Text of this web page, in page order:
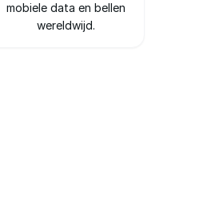
mobiele data en bellen
wereldwijd.